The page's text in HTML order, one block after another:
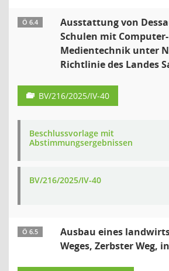
Ö 6.4
Ausstattung von
Schulen mit
Medientechnik unter
Richtlinie des Landes
BV/216/2025/IV-40
Beschlussvorlage mit
Abstimmungsergebnissen
BV/216/2025/IV-40
Ö 6.5
Ausbau eines
Weges, Zerbster Weg,